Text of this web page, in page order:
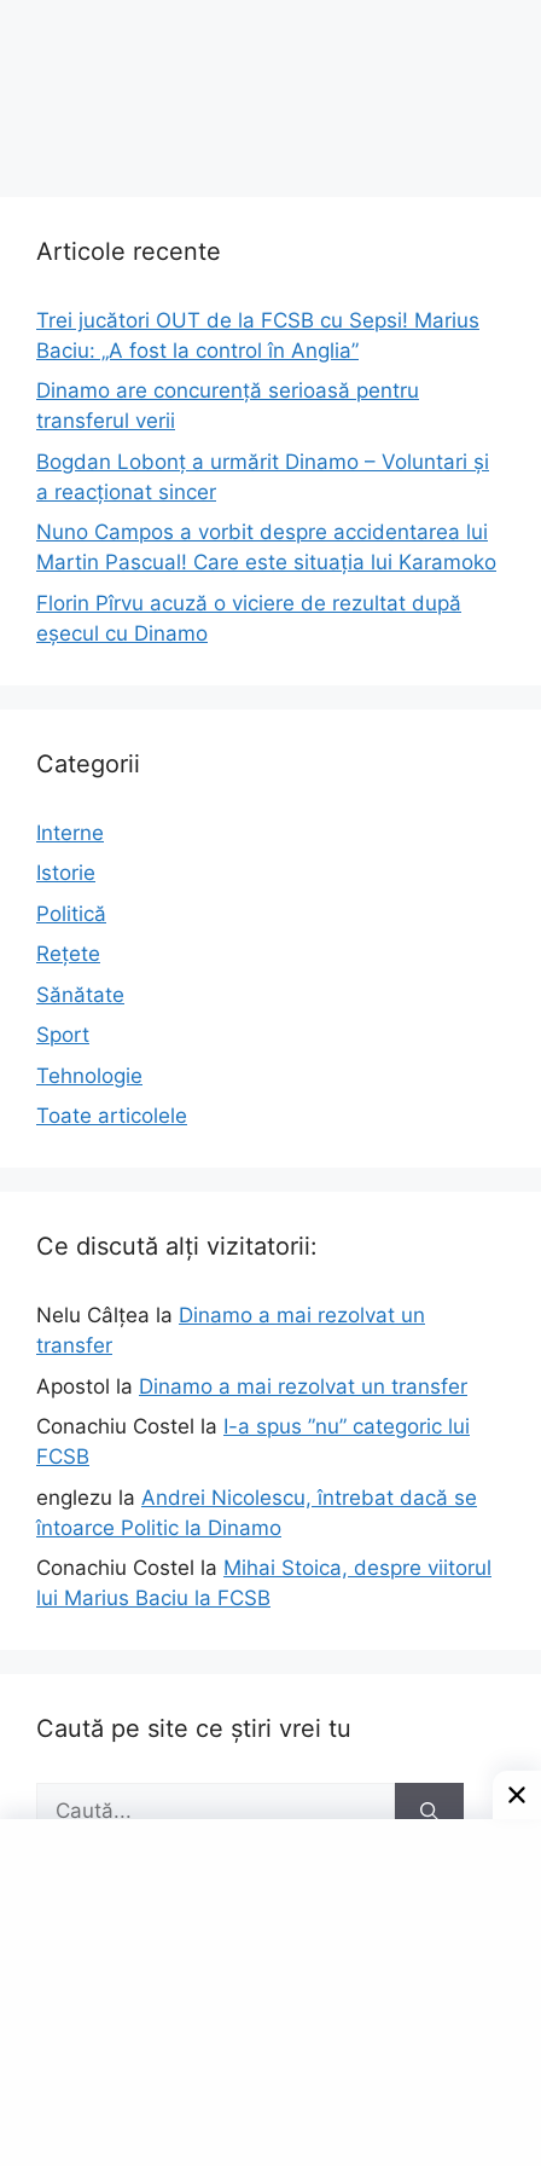
Articole recente
Trei jucători OUT de la FCSB cu Sepsi! Marius
Baciu: „A fost la control în Anglia”
Dinamo are concurență serioasă pentru
transferul verii
Bogdan Lobonț a urmărit Dinamo – Voluntari și
a reacționat sincer
Nuno Campos a vorbit despre accidentarea lui
Martin Pascual! Care este situația lui Karamoko
Florin Pîrvu acuză o viciere de rezultat după
eșecul cu Dinamo
Categorii
Interne
Istorie
Politică
Rețete
Sănătate
Sport
Tehnologie
Toate articolele
Ce discută alți vizitatorii:
Nelu Câlțea la Dinamo a mai rezolvat un
transfer
Apostol la Dinamo a mai rezolvat un transfer
Conachiu Costel la I-a spus ”nu” categoric lui
FCSB
englezu la Andrei Nicolescu, întrebat dacă se
întoarce Politic la Dinamo
Conachiu Costel la Mihai Stoica, despre viitorul
lui Marius Baciu la FCSB
Caută pe site ce știri vrei tu
Caută
după: